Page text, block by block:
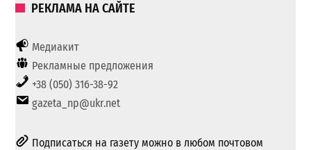
РЕКЛАМА НА САЙТЕ
Медиакит
Рекламные предложения
+38 (050) 316-38-92
gazeta_np@ukr.net
Подписаться на газету можно в любом почтовом